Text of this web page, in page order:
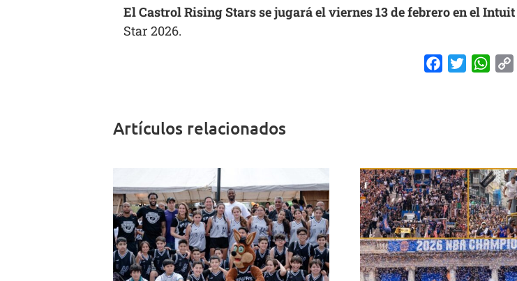
El Castrol Rising Stars se jugará el viernes 13 de febrero en el
Star 2026.
FacebookTwitter
Artículos relacionados